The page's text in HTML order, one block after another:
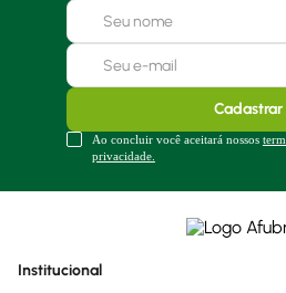
Cadastrar
Ao concluir você aceitará nossos
privacidade.
Institucional